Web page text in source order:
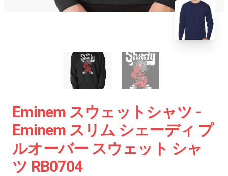
Eminem スウェットシャツ -
Eminem スリム シェーディ プ
ルオーバー スウェット シャ
ツ RB0704